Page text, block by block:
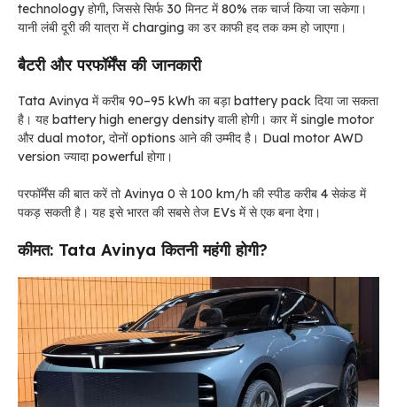
technology होगी, जिससे सिर्फ 30 मिनट में 80% तक चार्ज किया जा सकेगा।
यानी लंबी दूरी की यात्रा में charging का डर काफी हद तक कम हो जाएगा।
बैटरी और परफॉर्मेंस की जानकारी
Tata Avinya में करीब 90–95 kWh का बड़ा battery pack दिया जा सकता
है। यह battery high energy density वाली होगी। कार में single motor
और dual motor, दोनों options आने की उम्मीद है। Dual motor AWD
version ज्यादा powerful होगा।
परफॉर्मेंस की बात करें तो Avinya 0 से 100 km/h की स्पीड करीब 4 सेकंड में
पकड़ सकती है। यह इसे भारत की सबसे तेज EVs में से एक बना देगा।
कीमत: Tata Avinya कितनी महंगी होगी?